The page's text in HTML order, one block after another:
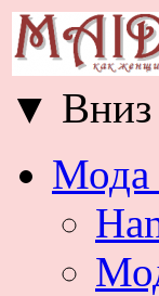
▼ Вниз
Мода